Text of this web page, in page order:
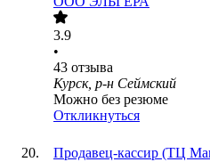
3.9
•
43 отзыва
Курск, р-н Сеймский
Можно без резюме
Откликнуться
Продавец-кассир (ТЦ